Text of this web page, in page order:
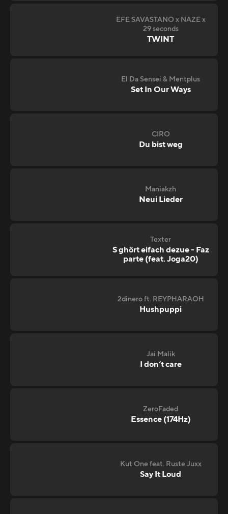
EFE SAVASTANO x NAZE x
29 seconds
TWINT
El Da Sensei & Mentplus
Set In Our Ways
CIRO
Du bist weg
Maniakzh
Neui Lieder
Texter
S ghört eifach dezue - Faz
parte (feat. Joga20)
2dinero ft. REYPHARAOH
Hushpuppi
Jai Malik
I don‘t care
ZeroFaded
Essence (174Hz)
Kut One feat. Ruste Juxx
Say It Loud